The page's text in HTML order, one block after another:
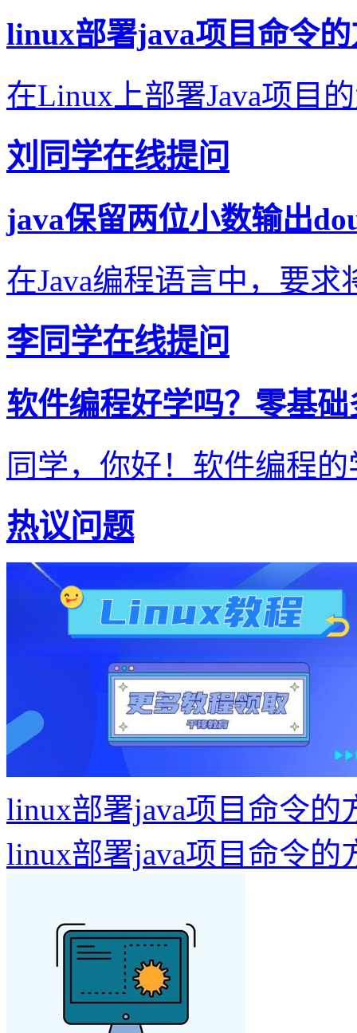
linux部署java项目命令
在Linux上部署Java项目
刘同学在线提问
java保留两位小数输出
在Java编程语言中，要求
李同学在线提问
软件编程好学吗？零基
同学，你好！软件编程
热议问题
linux部署java项目命令的
linux部署java项目命令的